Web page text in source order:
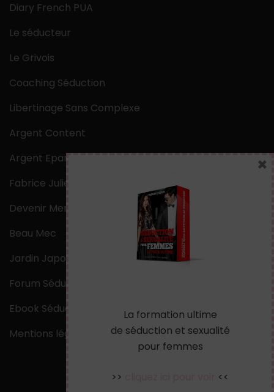
Diary French PUA
Le séducteur
Le Grivois
Coaching Séduction
Libertinage Sans Complexe
Argent Content
Argent Epargne
Fabrice Julien
Devenir Mentaliste
Beau Mec
Jardin Japonais Zen
Forum Séduction
Ebook Séduction
Mentions légales
La formation ultime
de séduction et sexualité
pour femmes
>> <<
×